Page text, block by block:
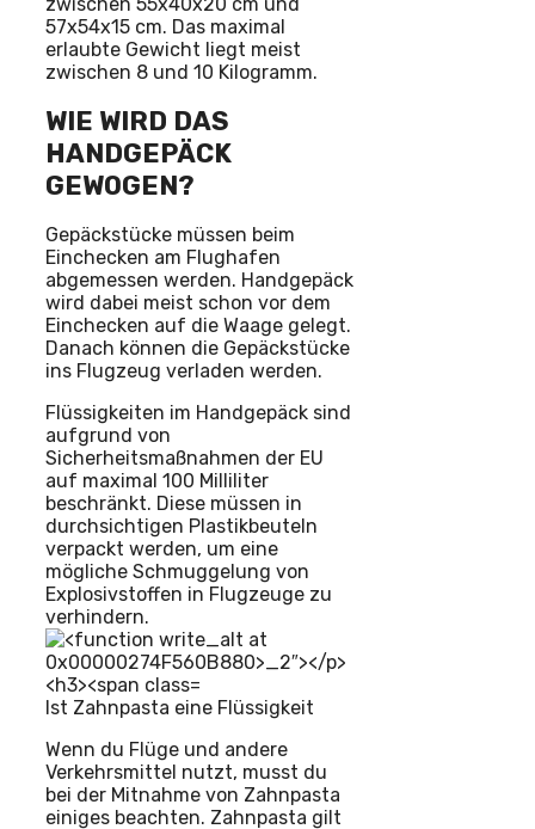
57x54x15 cm. Das maximal
erlaubte Gewicht liegt meist
zwischen 8 und 10 Kilogramm.
WIE WIRD DAS
HANDGEPÄCK
GEWOGEN?
Gepäckstücke müssen beim
Einchecken am Flughafen
abgemessen werden. Handgepäck
wird dabei meist schon vor dem
Einchecken auf die Waage gelegt.
Danach können die Gepäckstücke
ins Flugzeug verladen werden.
Flüssigkeiten im Handgepäck sind
aufgrund von
Sicherheitsmaßnahmen der EU
auf maximal 100 Milliliter
beschränkt. Diese müssen in
durchsichtigen Plastikbeuteln
verpackt werden, um eine
mögliche Schmuggelung von
Explosivstoffen in Flugzeuge zu
verhindern.
Ist Zahnpasta eine Flüssigkeit
Wenn du Flüge und andere
Verkehrsmittel nutzt, musst du
bei der Mitnahme von Zahnpasta
einiges beachten. Zahnpasta gilt